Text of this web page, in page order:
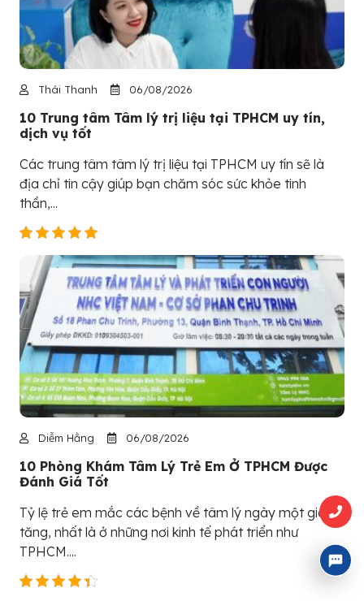
Thái Thanh 06/08/2026
10 Trung tâm Tâm lý trị liệu tại TPHCM uy tín,
dịch vụ tốt
Các trung tâm tâm lý trị liệu tại TPHCM uy tín sẽ là
địa chỉ tin cậy giúp bạn chăm sóc sức khỏe tinh
thần,...
Diễm Hằng 06/08/2026
10 Phòng Khám Tâm Lý Trẻ Em Ở TPHCM Được
Đánh Giá Tốt
Tỷ lệ trẻ em mắc các bệnh về tâm lý ngày một gia
tăng, nhất là ở những nơi kinh tế phát triển như
TPHCM....